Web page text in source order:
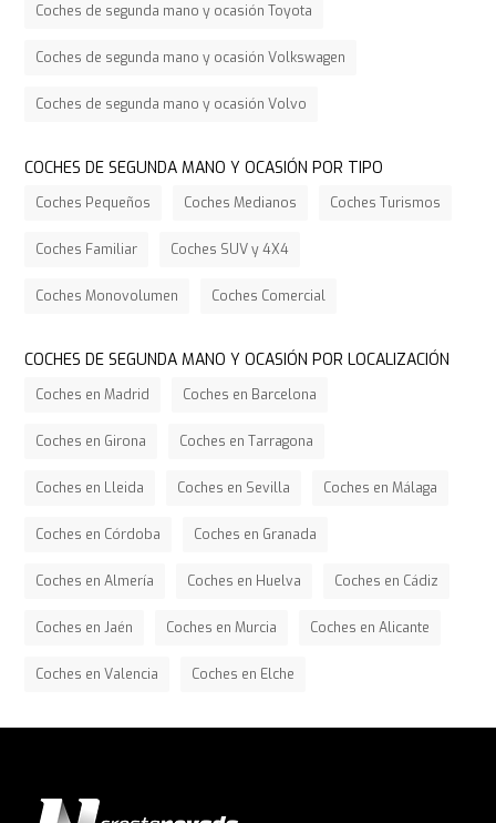
Coches de segunda mano y ocasión Toyota
Coches de segunda mano y ocasión Volkswagen
Coches de segunda mano y ocasión Volvo
COCHES DE SEGUNDA MANO Y OCASIÓN POR TIPO
Coches Pequeños Coches Medianos Coches Turismos
Coches Familiar Coches SUV y 4X4
Coches Monovolumen Coches Comercial
COCHES DE SEGUNDA MANO Y OCASIÓN POR LOCALIZACIÓN
Coches en Madrid Coches en Barcelona
Coches en Girona Coches en Tarragona
Coches en Lleida Coches en Sevilla Coches en Málaga
Coches en Córdoba Coches en Granada
Coches en Almería Coches en Huelva Coches en Cádiz
Coches en Jaén Coches en Murcia Coches en Alicante
Coches en Valencia Coches en Elche